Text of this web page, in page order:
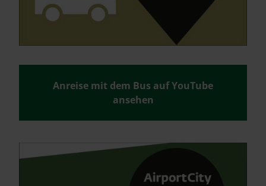
Anreise mit dem Bus auf YouTube
ansehen